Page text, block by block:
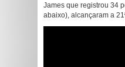
James que registrou 34
abaixo), alcançaram a